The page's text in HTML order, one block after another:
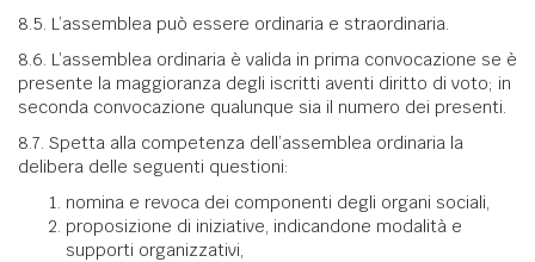
8.5. L’assemblea può essere ordinaria e straordinaria.
8.6. L’assemblea ordinaria è valida in prima convocazione se è
presente la maggioranza degli iscritti aventi diritto di voto; in
seconda convocazione qualunque sia il numero dei presenti.
8.7. Spetta alla competenza dell’assemblea ordinaria la
delibera delle seguenti questioni:
nomina e revoca dei componenti degli organi sociali,
proposizione di iniziative, indicandone modalità e
supporti organizzativi,